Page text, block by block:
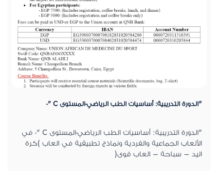
"الدورة التدريبية: أساسيات الطب الرياضي-المستوى C "-
"الدورة التدريبية: أساسيات الطب الرياضي-المستوى C "- في
الألعاب الجماعية والفردية ونماذج تطبيقية في العاب )كرة
اليد – سباحة – العاب قوى(